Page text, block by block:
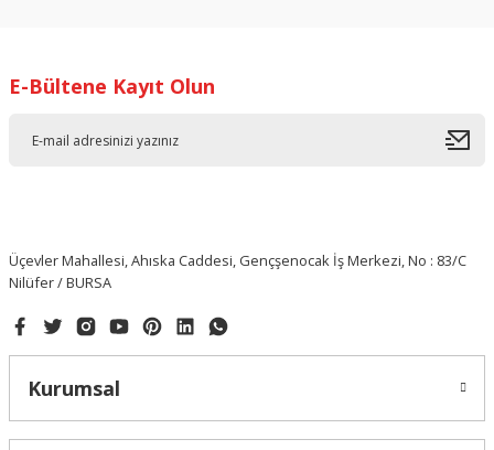
E-Bültene Kayıt Olun
Üçevler Mahallesi, Ahıska Caddesi, Gençşenocak İş Merkezi, No : 83/C
Nilüfer / BURSA
Kurumsal